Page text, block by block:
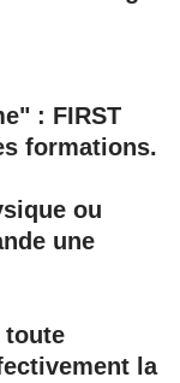
: FIRST
formations.
ou
une
toute
la